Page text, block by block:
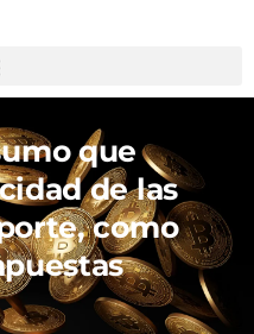
que
de las
como